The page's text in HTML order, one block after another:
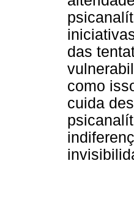
das
como
cuida